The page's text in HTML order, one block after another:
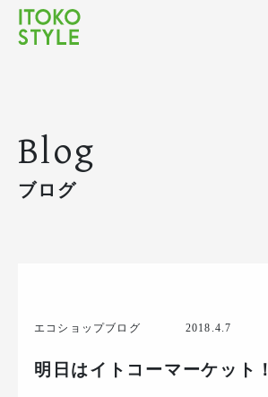
Blog
ブログ
エコショップブログ 2018.4.7
明日はイトコーマーケット！